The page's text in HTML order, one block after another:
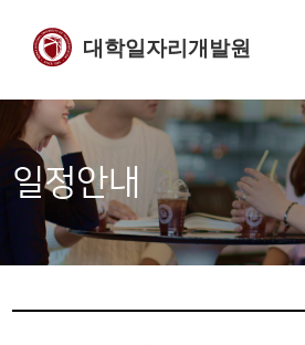
대학일자리개발원
일정안내